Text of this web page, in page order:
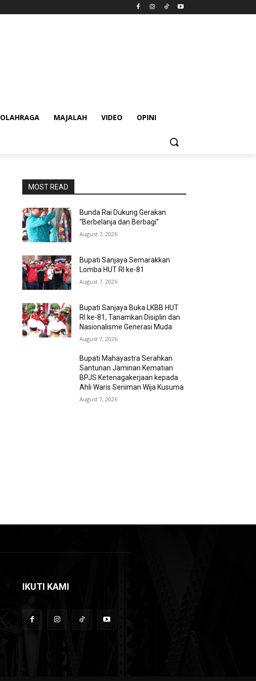
OLAHRAGA MAJALAH VIDEO OPINI
MOST READ
Bunda Rai Dukung Gerakan
“Berbelanja dan Berbagi”
August 7, 2026
Bupati Sanjaya Semarakkan
Lomba HUT RI ke-81
August 7, 2026
Bupati Sanjaya Buka LKBB HUT
RI ke-81, Tanamkan Disiplin dan
Nasionalisme Generasi Muda
August 7, 2026
Bupati Mahayastra Serahkan
Santunan Jaminan Kematian
BPJS Ketenagakerjaan kepada
Ahli Waris Seniman Wija Kusuma
August 7, 2026
IKUTI KAMI